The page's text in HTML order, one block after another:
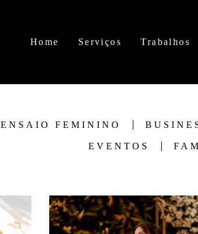
Home Serviços Trabalhos
ENSAIO FEMININO
EVENTOS